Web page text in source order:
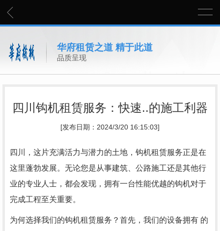
华府租赁之道 精于此道
品质呈现
四川钩机租赁服务：快速..的施工利器
[发布日期：2024/3/20 16:15:03]
四川，这片充满活力与潜力的土地，钩机租赁服务正是在
这里蓬勃发展。无论您是从事建筑、公路施工还是其他行
业的专业人士，都会发现，拥有一台性能优越的钩机对于
完成工程至关重要。
为何选择我们的钩机租赁服务？首先，我们的设备拥有 的